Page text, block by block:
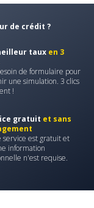
de crédit ?
taux en 3
de formulaire pour
une simulation. 3 clics
!
gratuit et sans
service est gratuit et
information
n'est requise.